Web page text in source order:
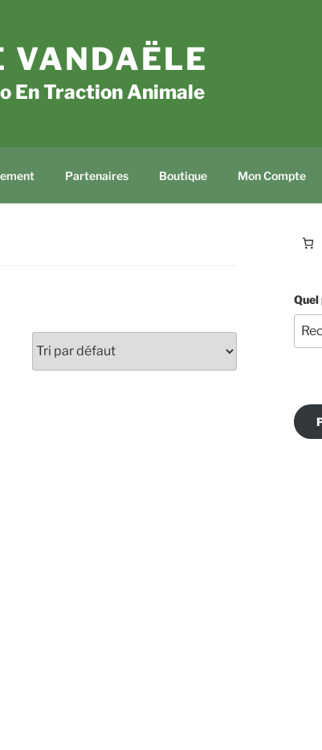
VANDAËLE
En Traction Animale
Partenaires Boutique Mon Compte
Quel